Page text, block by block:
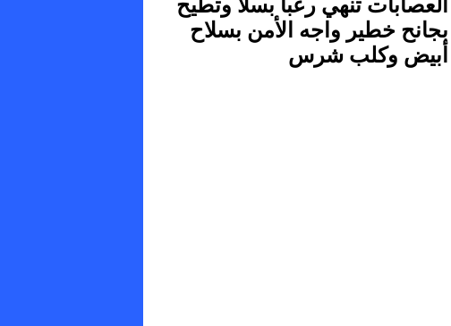
العصابات تنهي رعبا بسلا وتطيح
بجانح خطير واجه الأمن بسلاح
أبيض وكلب شرس